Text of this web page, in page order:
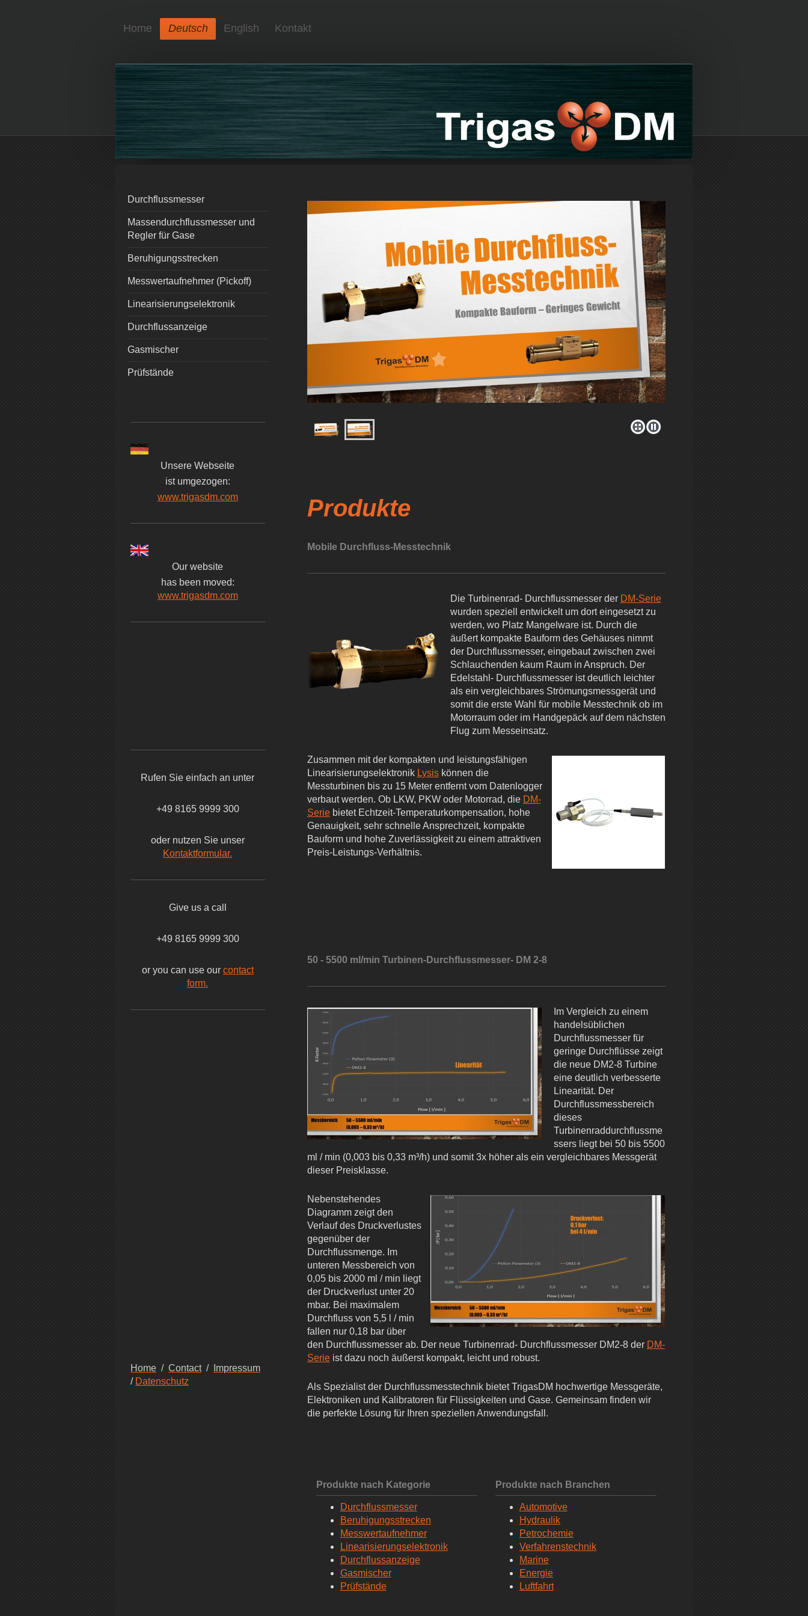
Home Deutsch English Kontakt
Produkte
Mobile Durchfluss-Messtechnik
Die Turbinenrad- Durchflussmesser der DM-Serie
wurden speziell entwickelt um dort eingesetzt zu
werden, wo Platz Mangelware ist. Durch die
äußert kompakte Bauform des Gehäuses nimmt
der Durchflussmesser, eingebaut zwischen zwei
Schlauchenden kaum Raum in Anspruch. Der
Edelstahl- Durchflussmesser ist deutlich leichter
als ein vergleichbares Strömungsmessgerät und
somit die erste Wahl für mobile Messtechnik ob im
Motorraum oder im Handgepäck auf dem nächsten
Flug zum Messeinsatz.
Zusammen mit der kompakten und leistungsfähigen
Linearisierungselektronik Lysiskönnen die
Messturbinen bis zu 15 Meter entfernt vom Datenlogger
verbaut werden. Ob LKW, PKW oder Motorrad, die DM-
Seriebietet Echtzeit-Temperaturkompensation, hohe
Genauigkeit, sehr schnelle Ansprechzeit, kompakte
Bauform und hohe Zuverlässigkeit zu einem attraktiven
Preis-Leistungs-Verhältnis.
50 - 5500 ml/min Turbinen-Durchflussmesser- DM 2-8
Im Vergleich zu einem
handelsüblichen
Durchflussmesser für
geringe Durchflüsse zeigt
die neue DM2-8 Turbine
eine deutlich verbesserte
Linearität. Der
Durchflussmessbereich
dieses
Turbinenraddurchflussme
ssers liegt bei 50 bis 5500
ml / min (0,003 bis 0,33 m³/h) und somit 3x höher als ein vergleichbares Messgerät
dieser Preisklasse.
Nebenstehendes
Diagramm zeigt den
Verlauf des Druckverlustes
gegenüber der
Durchflussmenge. Im
unteren Messbereich von
0,05 bis 2000 ml / min liegt
der Druckverlust unter 20
mbar. Bei maximalem
Durchfluss von 5,5 l / min
fallen nur 0,18 bar über
den Durchflussmesser ab. Der neue Turbinenrad- Durchflussmesser DM2-8 der DM-
Serieist dazu noch äußerst kompakt, leicht und robust.
Als Spezialist der Durchflussmesstechnik bietet TrigasDM hochwertige Messgeräte,
Elektroniken und Kalibratoren für Flüssigkeiten und Gase. Gemeinsam finden wir
die perfekte Lösung für Ihren speziellen Anwendungsfall.
Produkte nach Kategorie
Durchflussmesser
Beruhigungsstrecken
Messwertaufnehmer
Linearisierungselektronik
Durchflussanzeige
Gasmischer
Prüfstände
Produkte nach Branchen
Automotive
Hydraulik
Petrochemie
Verfahrenstechnik
Marine
Energie
Luftfahrt
Durchflussmesser
Massendurchflussmesser und
Regler für Gase
Beruhigungsstrecken
Messwertaufnehmer (Pickoff)
Linearisierungselektronik
Durchflussanzeige
Gasmischer
Prüfstände
Unsere Webseite
ist umgezogen:
www.trigasdm.com
Our website
has been moved:
www.trigasdm.com
Rufen Sie einfach an unter
+49 8165 9999 300
oder nutzen Sie unser
Kontaktformular.
Give us a call
+49 8165 9999 300
or you can use our contact
form.
Home / Contact/
Impressum
/ Datenschutz